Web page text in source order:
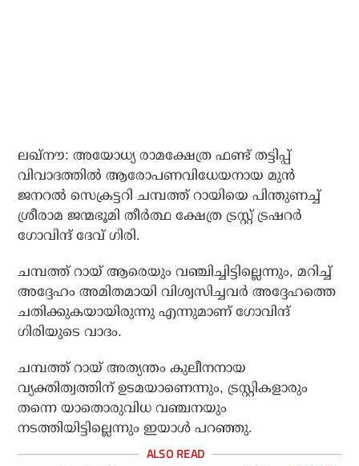
ലഖ്‌നൗ: അയോധ്യ രാമക്ഷേത്ര ഫണ്ട് തട്ടിപ്പ്
വിവാദത്തില്‍ ആരോപണവിധേയനായ മുന്‍
ജനറല്‍ സെക്രട്ടറി ചമ്പത്ത് റായിയെ പിന്തുണച്ച്
ശ്രീരാമ ജന്മഭൂമി തീര്‍ത്ഥ ക്ഷേത്ര ട്രസ്റ്റ് ട്രഷറര്‍
ഗോവിന്ദ് ദേവ് ഗിരി.
ചമ്പത്ത് റായ് ആരെയും വഞ്ചിച്ചിട്ടില്ലെന്നും, മറിച്ച്
അദ്ദേഹം അമിതമായി വിശ്വസിച്ചവര്‍ അദ്ദേഹത്തെ
ചതിക്കുകയായിരുന്നു എന്നുമാണ് ഗോവിന്ദ്
ഗിരിയുടെ വാദം.
ചമ്പത്ത് റായ് അത്യന്തം കുലീനനായ
വ്യക്തിത്വത്തിന് ഉടമയാണെന്നും, ട്രസ്റ്റികളാരും
തന്നെ യാതൊരുവിധ വഞ്ചനയും
നടത്തിയിട്ടില്ലെന്നും ഇയാള്‍ പറഞ്ഞു.